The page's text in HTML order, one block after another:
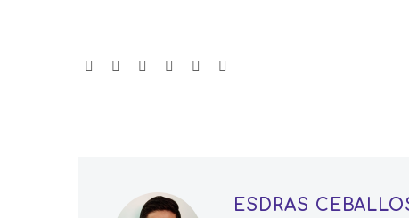
ESDRAS